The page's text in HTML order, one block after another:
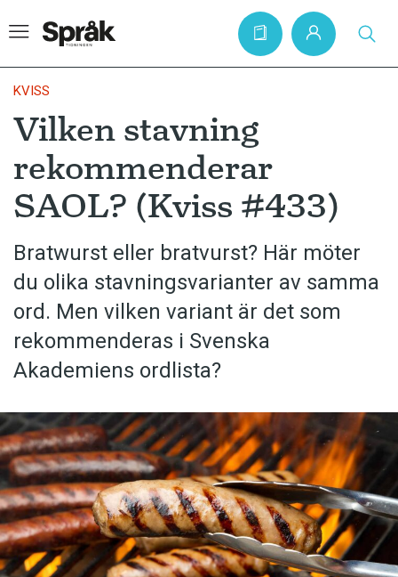
Hem
Artiklar
Krönikor
Språkfrågor
Skrivtips
Bokrecensioner
Kviss
Podden
Föreslå nyord
Annonsera
Prenumerera
Läs Språktidningen digitalt
Press
KVISS
Vilken stavning
rekommenderar
SAOL? (Kviss #433)
Bratwurst eller bratvurst? Här möter
du olika stavningsvarianter av samma
ord. Men vilken variant är det som
rekommenderas i Svenska
Akademiens ordlista?